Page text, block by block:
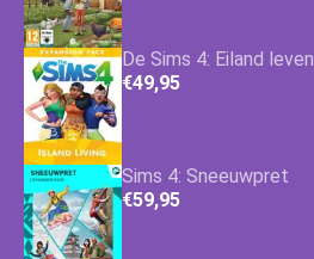
De Sims 4: Eiland leven
€49,95
Sims 4: Sneeuwpret
€59,95